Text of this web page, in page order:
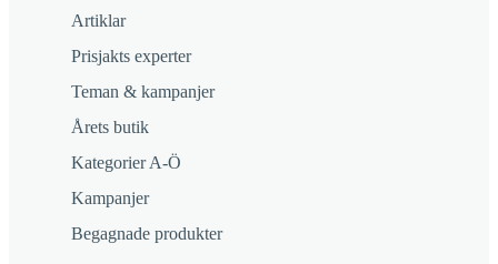
Artiklar
Prisjakts experter
Teman & kampanjer
Årets butik
Kategorier A-Ö
Kampanjer
Begagnade produkter